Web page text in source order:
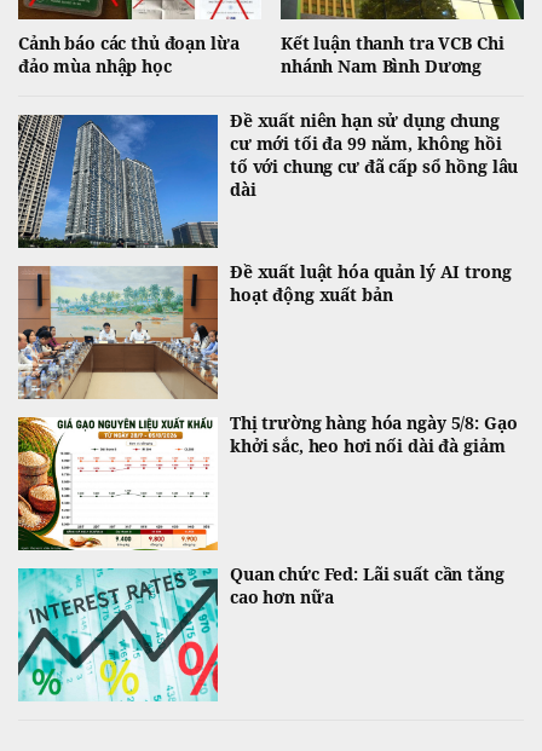
Cảnh báo các thủ đoạn lừa
đảo mùa nhập học
Kết luận thanh tra VCB Chi
nhánh Nam Bình Dương
Đề xuất niên hạn sử dụng chung
cư mới tối đa 99 năm, không hồi
tố với chung cư đã cấp sổ hồng lâu
dài
Đề xuất luật hóa quản lý AI trong
hoạt động xuất bản
Thị trường hàng hóa ngày 5/8: Gạo
khởi sắc, heo hơi nối dài đà giảm
Quan chức Fed: Lãi suất cần tăng
cao hơn nữa